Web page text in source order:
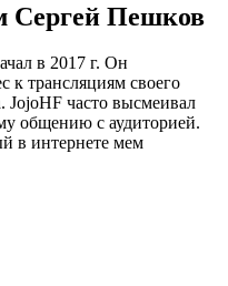
Сергей Пешков
в 2017 г. Он
к трансляциям своего
часто высмеивал
общению с аудиторией.
в интернете мем